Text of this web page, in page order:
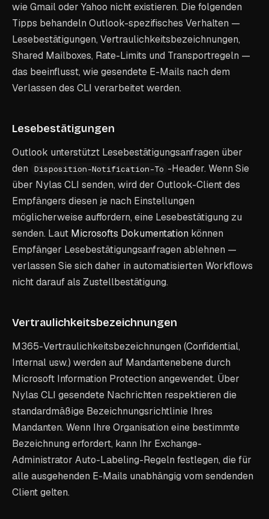
wie Gmail oder Yahoo nicht existieren. Die folgenden
Tipps behandeln Outlook-spezifisches Verhalten —
Lesebestätigungen, Vertraulichkeitsbezeichnungen,
Shared Mailboxes, Rate-Limits und Transportregeln —
das beeinflusst, wie gesendete E-Mails nach dem
Verlassen des CLI verarbeitet werden.
Lesebestätigungen
Outlook unterstützt Lesebestätigungsanfragen über
den
Disposition-Notification-To -Header. Wenn Sie
über Nylas CLI senden, wird der Outlook-Client des
Empfängers diesen je nach Einstellungen
möglicherweise auffordern, eine Lesebestätigung zu
senden. Laut Microsofts Dokumentation können
Empfänger Lesebestätigungsanfragen ablehnen —
verlassen Sie sich daher in automatisierten Workflows
nicht darauf als Zustellbestätigung.
Vertraulichkeitsbezeichnungen
M365-Vertraulichkeitsbezeichnungen (Confidential,
Internal usw.) werden auf Mandantenebene durch
Microsoft Information Protection angewendet. Über
Nylas CLI gesendete Nachrichten respektieren die
standardmäßige Bezeichnungsrichtlinie Ihres
Mandanten. Wenn Ihre Organisation eine bestimmte
Bezeichnung erfordert, kann Ihr Exchange-
Administrator Auto-Labeling-Regeln festlegen, die für
alle ausgehenden E-Mails unabhängig vom sendenden
Client gelten.